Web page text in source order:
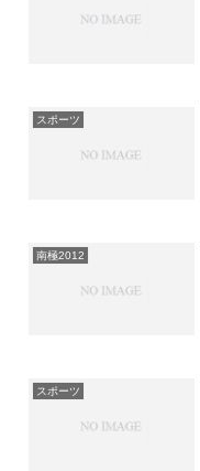
スポーツ
南極2012
スポーツ